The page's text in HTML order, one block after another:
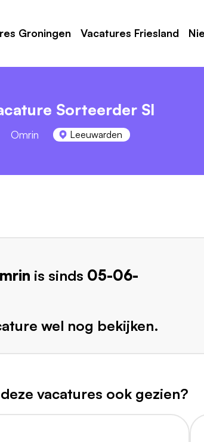
Groningen Vacatures Friesland
Sorteerder SI
Omrin Leeuwarden
is sinds 05-06-
wel nog bekijken.
vacatures ook gezien?